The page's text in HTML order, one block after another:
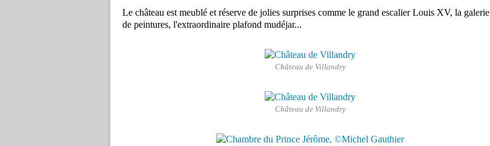
Le château est meublé et réserve de jolies surprises comme le grand escalier Louis XV, la galerie
de peintures, l'extraordinaire plafond mudéjar...
Château de Villandry
Château de Villandry